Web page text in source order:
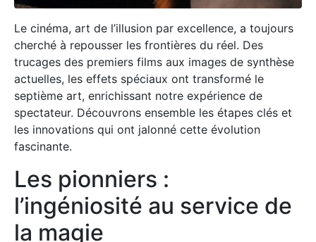
Le cinéma, art de l’illusion par excellence, a toujours
cherché à repousser les frontières du réel. Des
trucages des premiers films aux images de synthèse
actuelles, les effets spéciaux ont transformé le
septième art, enrichissant notre expérience de
spectateur. Découvrons ensemble les étapes clés et
les innovations qui ont jalonné cette évolution
fascinante.
Les pionniers :
l’ingéniosité au service de
la magie